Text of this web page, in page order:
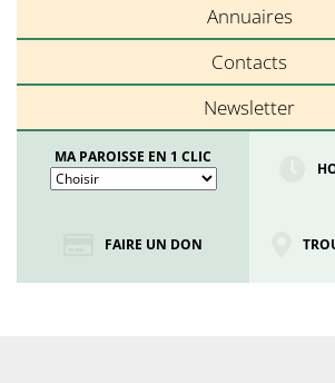
Annuaires
Contacts
Newsletter
MA PAROISSE EN 1 CLIC
FAIRE UN DON